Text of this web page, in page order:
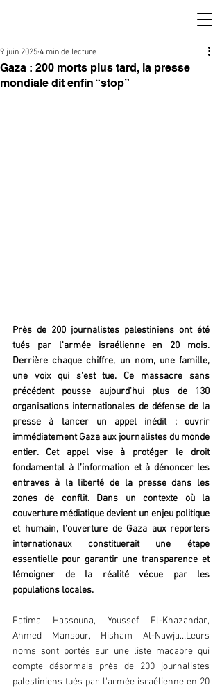
Gaza : 200 morts plus tard, la presse
mondiale dit enfin “stop”
9 juin 2025 4 min de lecture
Près de 200 journalistes palestiniens ont été
tués par l'armée israélienne en 20 mois.
Derrière chaque chiffre, un nom, une famille,
une voix qui s'est tue. Ce massacre sans
précédent pousse aujourd'hui plus de 130
organisations internationales de défense de la
presse à lancer un appel inédit : ouvrir
immédiatement Gaza aux journalistes du monde
entier. Cet appel vise à protéger le droit
fondamental à l’information et à dénoncer les
entraves à la liberté de la presse dans les
zones de conflit. Dans un contexte où la
couverture médiatique devient un enjeu politique
et humain, l’ouverture de Gaza aux reporters
internationaux constituerait une étape
essentielle pour garantir une transparence et
témoigner de la réalité vécue par les
populations locales.
Fatima Hassouna, Youssef El-Khazandar,
Ahmed Mansour, Hisham Al-Nawja…Leurs
noms sont portés sur une liste macabre qui
compte désormais près de 200 journalistes
palestiniens tués par l'armée israélienne en 20